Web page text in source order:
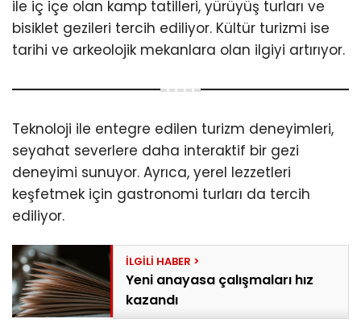
ile iç içe olan kamp tatilleri, yürüyüş turları ve
bisiklet gezileri tercih ediliyor. Kültür turizmi ise
tarihi ve arkeolojik mekanlara olan ilgiyi artırıyor.
Teknoloji ile entegre edilen turizm deneyimleri,
seyahat severlere daha interaktif bir gezi
deneyimi sunuyor. Ayrıca, yerel lezzetleri
keşfetmek için gastronomi turları da tercih
ediliyor.
Yeni anayasa çalışmaları hız
kazandı